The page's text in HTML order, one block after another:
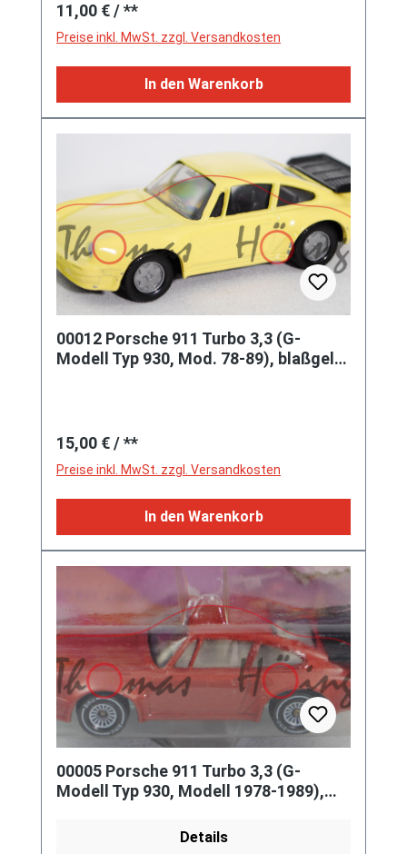
Regulärer Preis:
11,00 €/ **
Preise inkl. MwSt. zzgl. Versandkosten
In den Warenkorb
00012 Porsche 911 Turbo 3,3 (G-
Modell Typ 930, Mod. 78-89), blaßgelb,
Regulärer Preis:
15,00 €/ **
Preise inkl. MwSt. zzgl. Versandkosten
In den Warenkorb
00005 Porsche 911 Turbo 3,3 (G-
Modell Typ 930, Modell 1978-1989),
Details